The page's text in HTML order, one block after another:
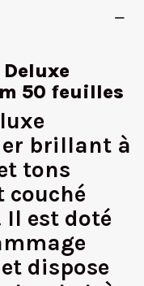
50 feuilles
brillant à
tons
couché
Il est doté
dispose